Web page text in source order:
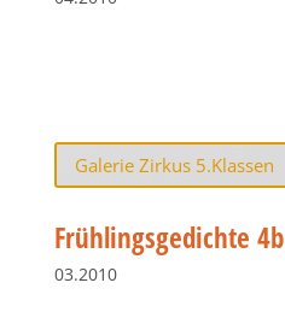
Galerie Zirkus 5.Klassen
Frühlingsgedichte 4b
03.2010